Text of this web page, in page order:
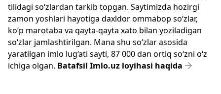
tilidagi so‘zlardan tarkib topgan. Saytimizda hozirgi
zamon yoshlari hayotiga daxldor ommabop so‘zlar,
ko‘p marotaba va qayta-qayta xato bilan yoziladigan
so‘zlar jamlashtirilgan. Mana shu so‘zlar asosida
yaratilgan imlo lug‘ati sayti, 87 000 dan ortiq so‘zni o‘z
ichiga olgan. Batafsil Imlo.uz loyihasi haqida